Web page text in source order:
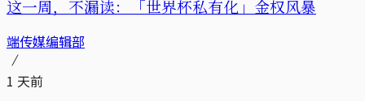
这一周，不漏读：「世界杯私有化」金权风暴
端传媒编辑部
1 天前